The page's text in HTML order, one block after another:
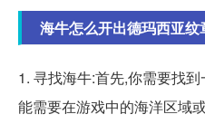
海牛怎么开出德玛西亚纹
1. 寻找海牛:首先,你需要找
能需要在游戏中的海洋区域